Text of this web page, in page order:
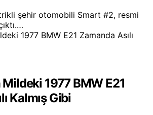
şehir otomobili Smart #2, resmi
1977 BMW E21
Kalmış Gibi